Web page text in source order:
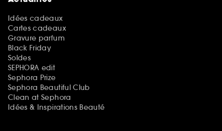
Idées cadeaux
Cartes cadeaux
Gravure parfum
Black Friday
Soldes
SEPHORA edit
Sephora Prize
Sephora Beautiful Club
Clean at Sephora
Idées & Inspirations Beauté